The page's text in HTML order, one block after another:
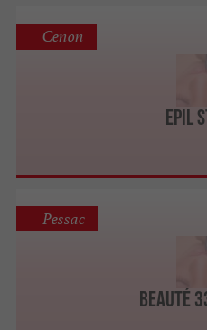
Epil
Cenon
Beauté
Pessac